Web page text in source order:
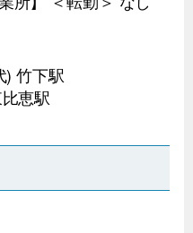
) 竹下駅
恵駅